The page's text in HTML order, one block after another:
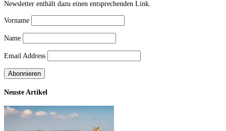
Newsletter enthält dazu einen entsprechenden Link.
Vorname
Name
Email Address
Neuste Artikel